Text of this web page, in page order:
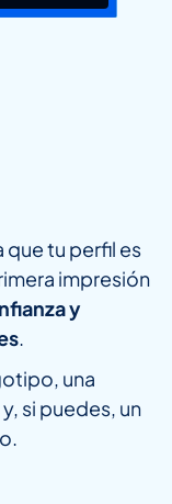
que tu perfil es
impresión
y
.
una
si puedes, un